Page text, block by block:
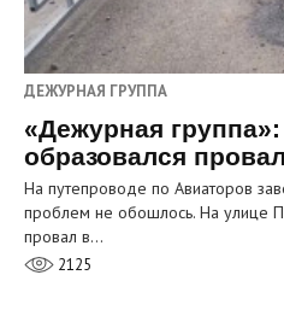
ДЕЖУРНАЯ ГРУППА
«Дежурная
образовался
На путепроводе по Авиаторов
проблем не обошлось. На улице
провал в…
2125